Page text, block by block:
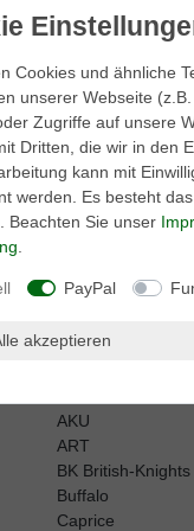
unseren
gelesen habe.
Marken
AKU
ART
BK British-Knights
Buffalo
Caprice
Cookies und ähnliche
unserer Webseite
Zugriffe auf unsere
Dritten, die wir in den
kann mit
werden. Es besteht
Beachten Sie unser
PayPal
akzeptieren